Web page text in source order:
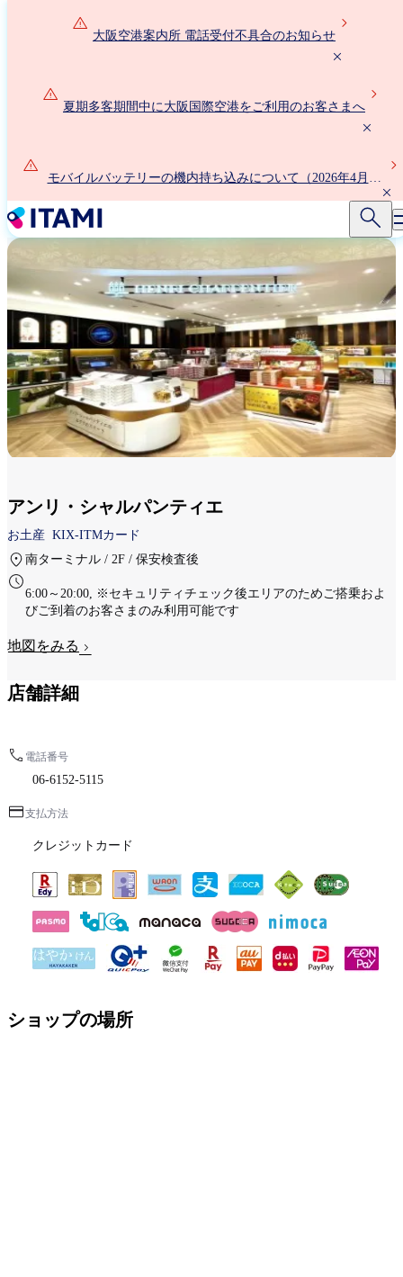
動
大阪空港案内所 電話受付不具合のお知らせ
夏期多客期間中に大阪国際空港をご利用のお客さまへ
モバイルバッテリーの機内持ち込みについて（2026年4月24
アンリ・シャルパンティエ
お土産 KIX-ITMカード
南ターミナル / 2F / 保安検査後
6:00～20:00, ※セキュリティチェック後エリアのためご搭乗およ
びご到着のお客さまのみ利用可能です
地図をみる
店舗詳細
電話番号
06-6152-5115
支払方法
クレジットカード
ショップの場所